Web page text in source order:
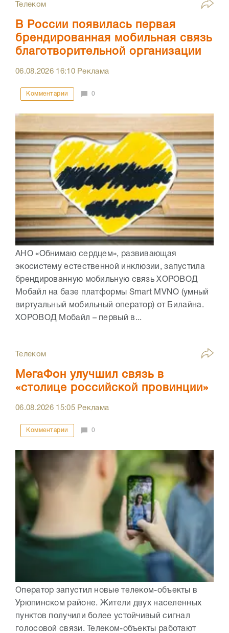
Телеком
В России появилась первая
брендированная мобильная связь
благотворительной организации
06.08.2026 16:10Реклама
Комментарии 0
АНО «Обнимаю сердцем», развивающая
экосистему естественной инклюзии, запустила
брендированную мобильную связь ХОРОВОД
Мобайл на базе платформы Smart MVNO (умный
виртуальный мобильный оператор) от Билайна.
ХОРОВОД Мобайл – первый в...
Телеком
МегаФон улучшил связь в
«столице российской провинции»
06.08.2026 15:05Реклама
Комментарии 0
Оператор запустил новые телеком-объекты в
Урюпинском районе. Жители двух населенных
пунктов получили более устойчивый сигнал
голосовой связи. Телеком-объекты работают